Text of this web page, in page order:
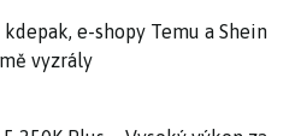
e-shopy Temu a Shein
vyzrály